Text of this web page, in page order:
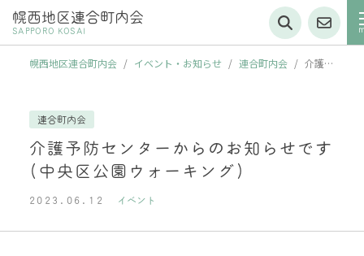
幌西地区連合町内会
SAPPORO KOSAI
幌西地区連合町内会 / イベント・お知らせ / 連合町内会 / 介護予
連合町内会
介護予防センターからのお知らせです
(中央区公園ウォーキング)
2023.06.12 イベント